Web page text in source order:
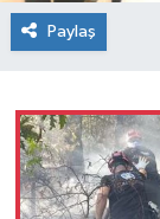
Paylaş